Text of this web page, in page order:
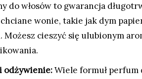
do włosów to gwarancja
wonie, takie jak dym
cieszyć się ulubionym
odżywienie:Wiele formuł perfum